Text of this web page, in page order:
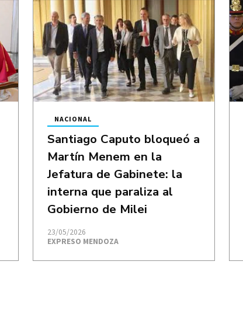
Santiago Caputo bloqueó a
Martín Menem en la
Jefatura de Gabinete: la
interna que paraliza al
Gobierno de Milei
EXPRESO MENDOZA
NACIONAL
23/05/2026